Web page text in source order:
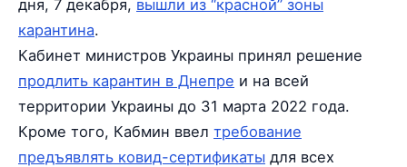
дня, 7 декабря, вышли из “красной” зоны
карантина.
Кабинет министров Украины принял решение
продлить карантин в Днепре и на всей
территории Украины до 31 марта 2022 года.
Кроме того, Кабмин ввел требование
предъявлять ковид-сертификаты для всех